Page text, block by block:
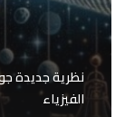
نظرية جديدة
الفيزياء